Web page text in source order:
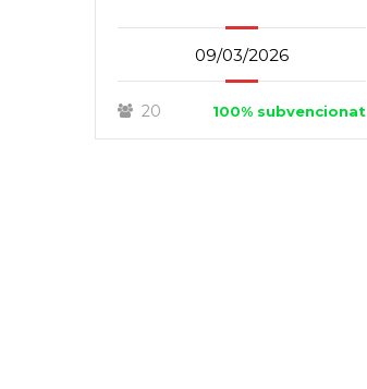
09/03/2026
20 100% subvencionat